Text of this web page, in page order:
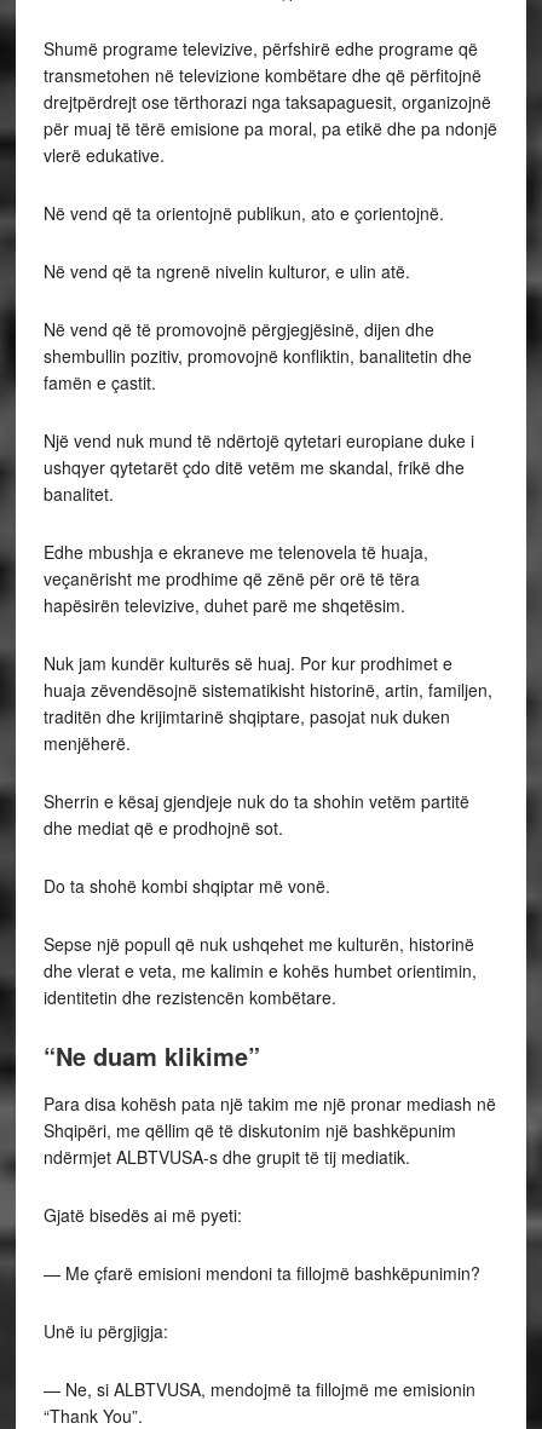
Shumë programe televizive, përfshirë edhe programe që
transmetohen në televizione kombëtare dhe që përfitojnë
drejtpërdrejt ose tërthorazi nga taksapaguesit, organizojnë
për muaj të tërë emisione pa moral, pa etikë dhe pa ndonjë
vlerë edukative.
Në vend që ta orientojnë publikun, ato e çorientojnë.
Në vend që ta ngrenë nivelin kulturor, e ulin atë.
Në vend që të promovojnë përgjegjësinë, dijen dhe
shembullin pozitiv, promovojnë konfliktin, banalitetin dhe
famën e çastit.
Një vend nuk mund të ndërtojë qytetari europiane duke i
ushqyer qytetarët çdo ditë vetëm me skandal, frikë dhe
banalitet.
Edhe mbushja e ekraneve me telenovela të huaja,
veçanërisht me prodhime që zënë për orë të tëra
hapësirën televizive, duhet parë me shqetësim.
Nuk jam kundër kulturës së huaj. Por kur prodhimet e
huaja zëvendësojnë sistematikisht historinë, artin, familjen,
traditën dhe krijimtarinë shqiptare, pasojat nuk duken
menjëherë.
Sherrin e kësaj gjendjeje nuk do ta shohin vetëm partitë
dhe mediat që e prodhojnë sot.
Do ta shohë kombi shqiptar më vonë.
Sepse një popull që nuk ushqehet me kulturën, historinë
dhe vlerat e veta, me kalimin e kohës humbet orientimin,
identitetin dhe rezistencën kombëtare.
“Ne duam klikime”
Para disa kohësh pata një takim me një pronar mediash në
Shqipëri, me qëllim që të diskutonim një bashkëpunim
ndërmjet ALBTVUSA-s dhe grupit të tij mediatik.
Gjatë bisedës ai më pyeti:
— Me çfarë emisioni mendoni ta fillojmë bashkëpunimin?
Unë iu përgjigja:
— Ne, si ALBTVUSA, mendojmë ta fillojmë me emisionin
“Thank You”.